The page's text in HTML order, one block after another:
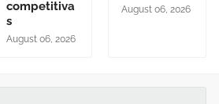
competitiva
s
August 06, 2026
August 06, 2026